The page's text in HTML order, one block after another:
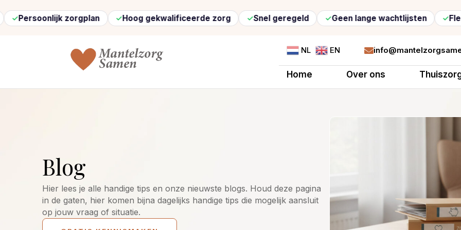
zorgplan Hoog gekwalificeerde zorg Snel geregeld Geen lange wachtlijsten Flexibele
NL EN 
Home Over ons
Blog
Hier lees je alle handige tips en onze nieuwste blogs. Houd deze pagina
in de gaten, hier komen bijna dagelijks handige tips die mogelijk aansluit
op jouw vraag of situatie.